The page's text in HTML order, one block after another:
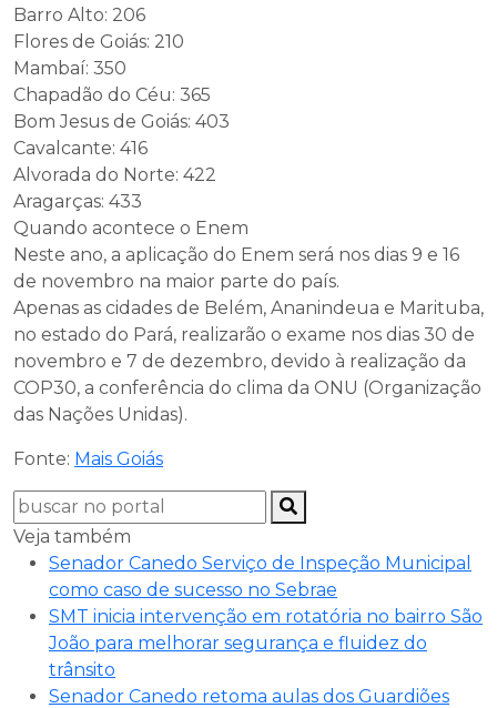
Barro Alto: 206
Flores de Goiás: 210
Mambaí: 350
Chapadão do Céu: 365
Bom Jesus de Goiás: 403
Cavalcante: 416
Alvorada do Norte: 422
Aragarças: 433
Quando acontece o Enem
Neste ano, a aplicação do Enem será nos dias 9 e 16
de novembro na maior parte do país.
Apenas as cidades de Belém, Ananindeua e Marituba,
no estado do Pará, realizarão o exame nos dias 30 de
novembro e 7 de dezembro, devido à realização da
COP30, a conferência do clima da ONU (Organização
das Nações Unidas).
Fonte: Mais Goiás
Veja também
Senador Canedo Serviço de Inspeção Municipal
como caso de sucesso no Sebrae
SMT inicia intervenção em rotatória no bairro São
João para melhorar segurança e fluidez do
trânsito
Senador Canedo retoma aulas dos Guardiões